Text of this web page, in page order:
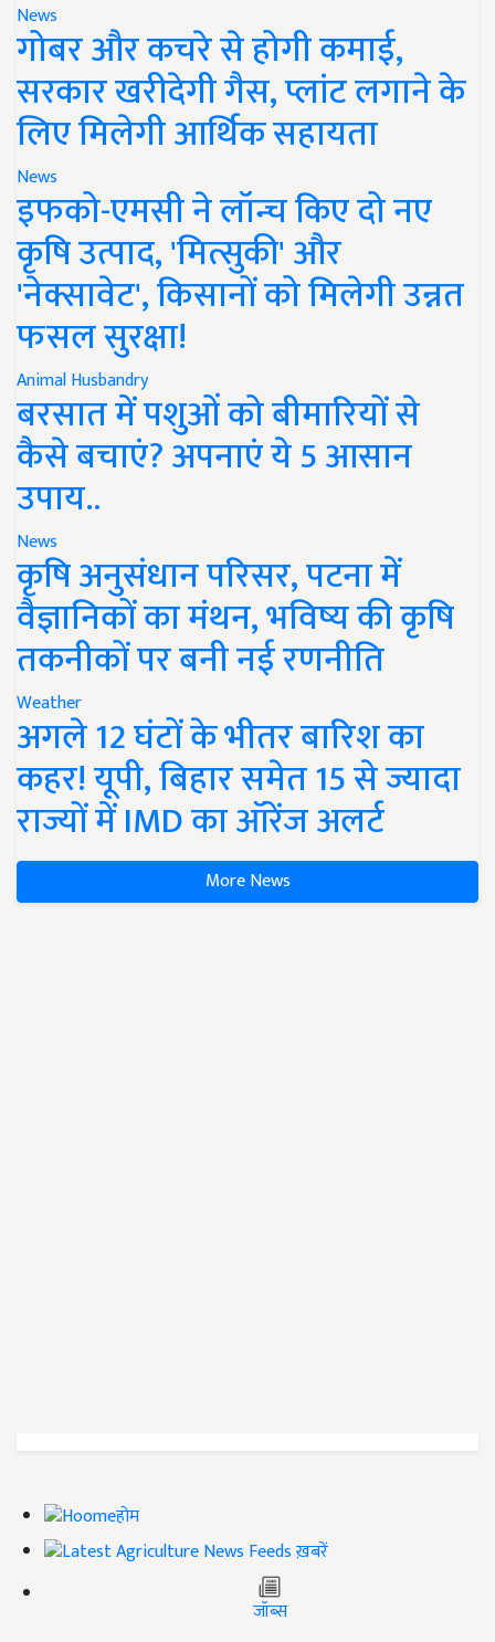
News
गोबर और कचरे से होगी कमाई,
सरकार खरीदेगी गैस, प्लांट लगाने के
लिए मिलेगी आर्थिक सहायता
News
इफको-एमसी ने लॉन्च किए दो नए
कृषि उत्पाद, 'मित्सुकी' और
'नेक्सावेट', किसानों को मिलेगी उन्नत
फसल सुरक्षा!
Animal Husbandry
बरसात में पशुओं को बीमारियों से
कैसे बचाएं? अपनाएं ये 5 आसान
उपाय..
News
कृषि अनुसंधान परिसर, पटना में
वैज्ञानिकों का मंथन, भविष्य की कृषि
तकनीकों पर बनी नई रणनीति
Weather
अगले 12 घंटों के भीतर बारिश का
कहर! यूपी, बिहार समेत 15 से ज्यादा
राज्यों में IMD का ऑरेंज अलर्ट
More News
होम
ख़बरें
जॉब्स